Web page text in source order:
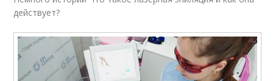
действует?